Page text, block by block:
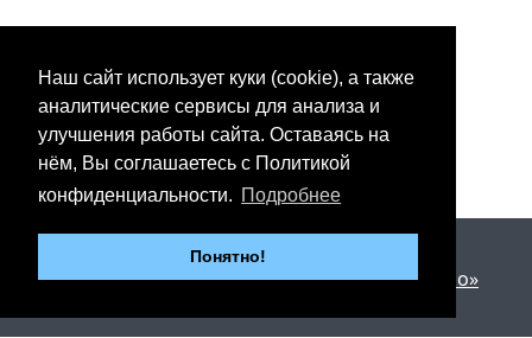
Наш сайт использует куки (cookie), а также
аналитические сервисы для анализа и
улучшения работы сайта. Оставаясь на
нём, Вы соглашаетесь с Политикой
конфиденциальности. Подробнее
Понятно!
2012 - 2026 © «Юнипартс»
Дизайн и разработка —Арт студия «Милано»